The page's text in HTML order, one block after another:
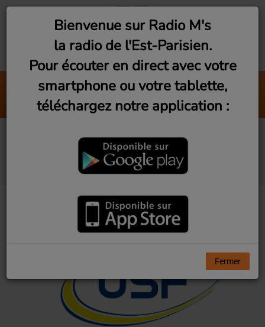
Doo Wop
Lauryn Hill
Fontenay-sous-bois :
USF Echecs avec Rachid
Bienvenue sur Radio M's
la radio de l'Est-Parisien.
Pour écouter en direct avec votre
smartphone ou votre tablette,
téléchargez notre application :
Fermer